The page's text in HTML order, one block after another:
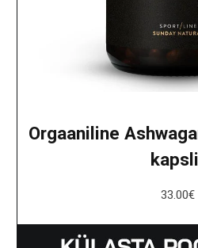
Orgaaniline
33.00€